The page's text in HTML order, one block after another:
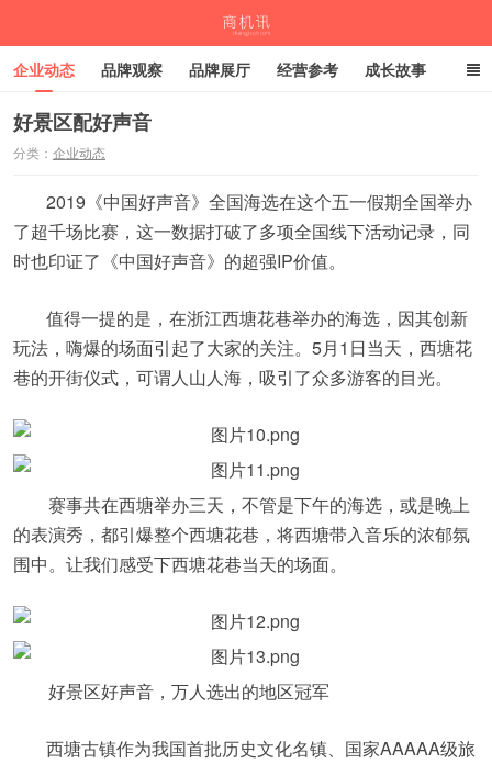
企业动态 品牌观察 品牌展厅 经营参考 成长故事
深度观察 伙伴计划
好景区配好声音
分类： 企业动态
2019《中国好声音》全国海选在这个五一假期全国举办
了超千场比赛，这一数据打破了多项全国线下活动记录，同
时也印证了《中国好声音》的超强IP价值。
值得一提的是，在浙江西塘花巷举办的海选，因其创新
玩法，嗨爆的场面引起了大家的关注。5月1日当天，西塘花
巷的开街仪式，可谓人山人海，吸引了众多游客的目光。
赛事共在西塘举办三天，不管是下午的海选，或是晚上
的表演秀，都引爆整个西塘花巷，将西塘带入音乐的浓郁氛
围中。让我们感受下西塘花巷当天的场面。
好景区好声音，万人选出的地区冠军
西塘古镇作为我国首批历史文化名镇、国家AAAAA级旅